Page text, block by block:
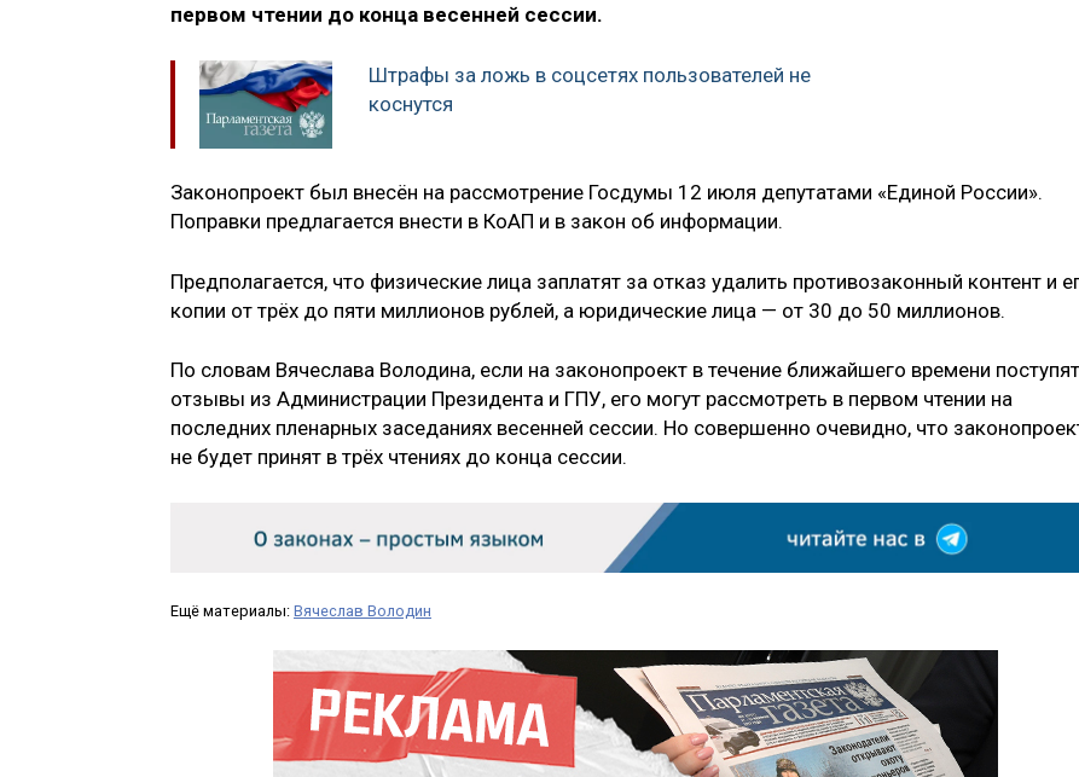
первом чтении до конца весенней сессии.
Штрафы за ложь в соцсетях пользователей не
коснутся
Законопроект был внесён на рассмотрение Госдумы 12 июля депутатами «Единой России».
Поправки предлагается внести в КоАП и в закон об информации.
Предполагается, что физические лица заплатят за отказ удалить противозаконный контент и
копии от трёх до пяти миллионов рублей, а юридические лица — от 30 до 50 миллионов.
По словам Вячеслава Володина, если на законопроект в течение ближайшего времени поступят
отзывы из Администрации Президента и ГПУ, его могут рассмотреть в первом чтении на
последних пленарных заседаниях весенней сессии. Но совершенно очевидно, что
не будет принят в трёх чтениях до конца сессии.
Ещё материалы: Вячеслав Володин